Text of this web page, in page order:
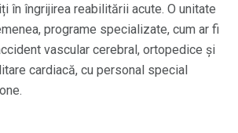
în îngrijirea reabilitării acute. O unitate
programe specializate, cum ar fi
vascular cerebral, ortopedice și
cardiacă, cu personal special